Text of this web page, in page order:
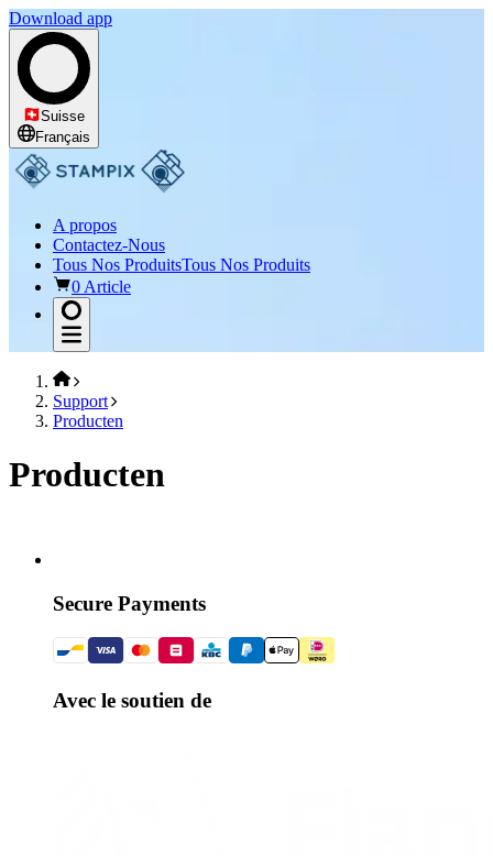
Download app
Suisse
Français
A propos
Contactez-Nous
Tous Nos ProduitsTous Nos Produits
0 Article
Support
Producten
Producten
Secure Payments
Avec le soutien de